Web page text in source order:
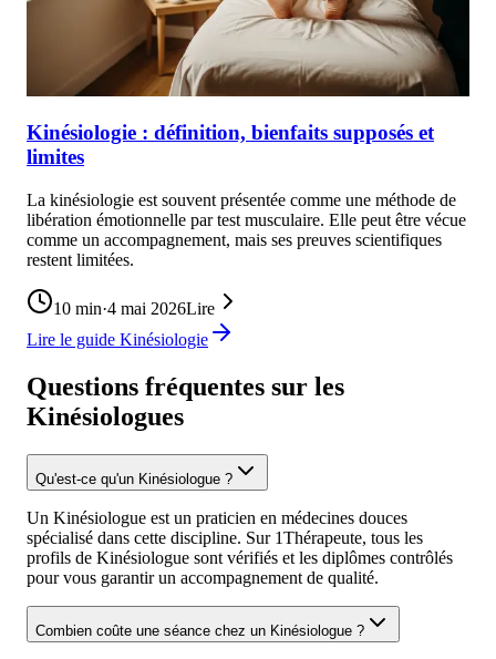
Kinésiologie : définition, bienfaits supposés et
limites
La kinésiologie est souvent présentée comme une méthode de
libération émotionnelle par test musculaire. Elle peut être vécue
comme un accompagnement, mais ses preuves scientifiques
restent limitées.
10 min·4 mai 2026Lire
Lire le guide Kinésiologie
Questions fréquentes sur les
Kinésiologues
Qu'est-ce qu'un Kinésiologue ?
Un Kinésiologue est un praticien en médecines douces
spécialisé dans cette discipline. Sur 1Thérapeute, tous les
profils de Kinésiologue sont vérifiés et les diplômes contrôlés
pour vous garantir un accompagnement de qualité.
Combien coûte une séance chez un Kinésiologue ?